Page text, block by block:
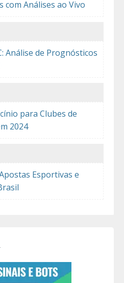
com Análises ao Vivo
Análise de Prognósticos
para Clubes de
2024
Esportivas e